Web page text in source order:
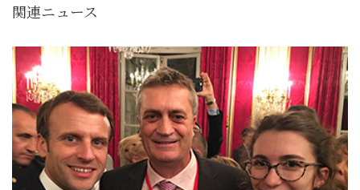
関連ニュース